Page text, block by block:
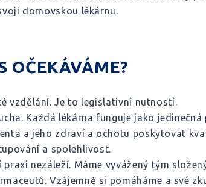
domovskou lékárnu.
OČEKÁVÁME?
vzdělání. Je to legislativní nutností.
Každá lékárna funguje jako
a jeho zdraví a ochotu poskytovat
a spolehlivost.
praxi nezáleží. Máme vyvážený tým
Vzájemně si pomáháme a své